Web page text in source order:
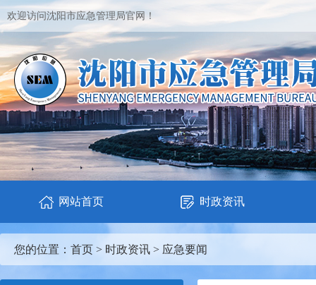
欢迎访问沈阳市应急管理局官网！
网站首页 时政资讯
您的位置： 首页 > 时政资讯 > 应急要闻